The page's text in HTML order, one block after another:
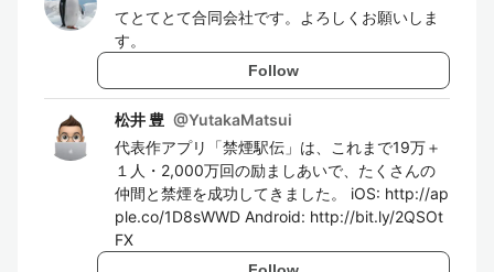
てとてとて合同会社です。よろしくお願いしま
す。
Follow
松井 豊 @YutakaMatsui
代表作アプリ「禁煙駅伝」は、これまで19万＋
１人・2,000万回の励ましあいで、たくさんの
仲間と禁煙を成功してきました。 iOS: http://ap
ple.co/1D8sWWD Android: http://bit.ly/2QSOt
FX